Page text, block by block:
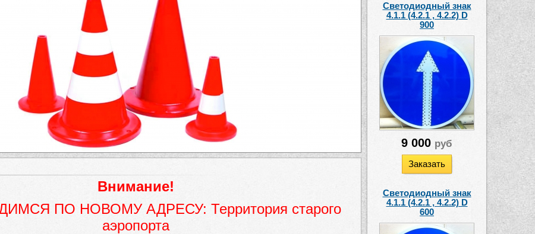
Светодиодный знак
4.1.1 (4.2.1 , 4.2.2) D
900
9 000 руб
Заказать
Светодиодный знак
4.1.1 (4.2.1 , 4.2.2) D
600
Внимание!
ПО НОВОМУ АДРЕСУ: Территория старого
аэропорта